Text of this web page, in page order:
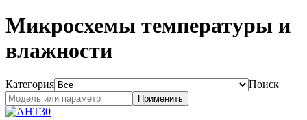
Микросхемы температуры и
влажности
Категория Поиск
Применить